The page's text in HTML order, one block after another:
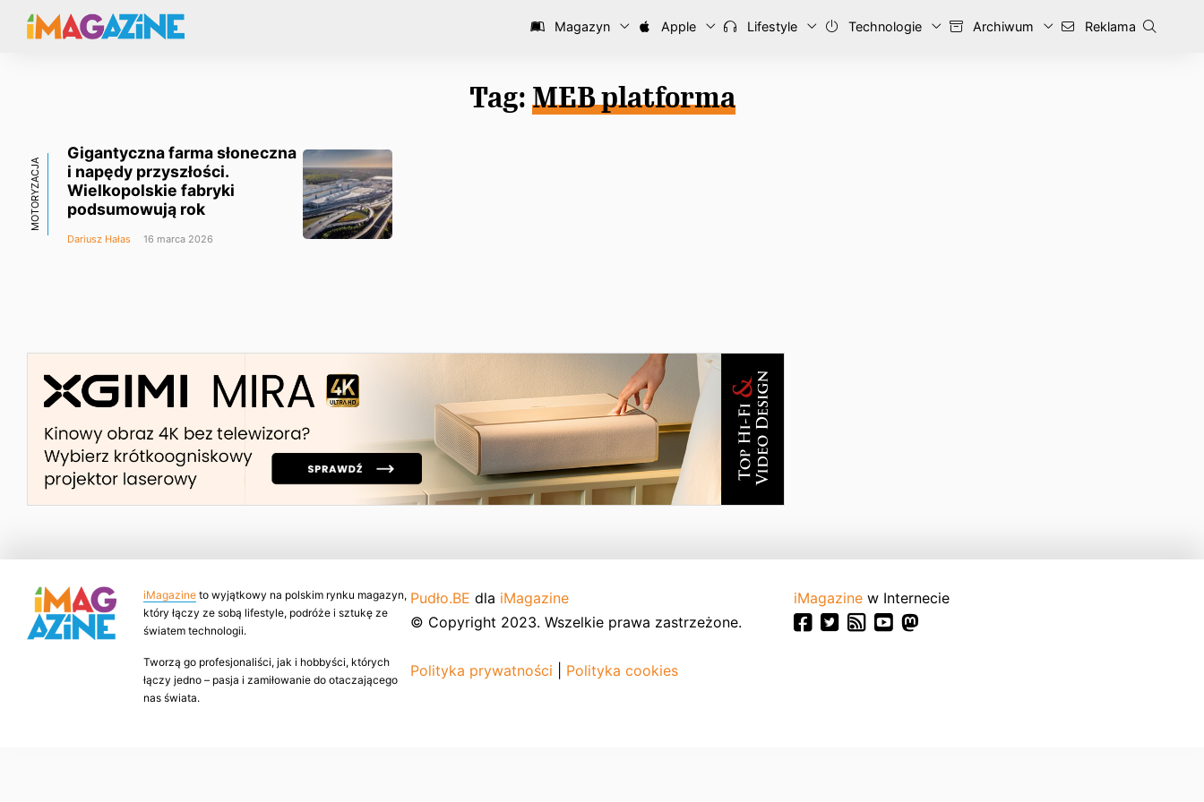
Magazyn Apple Lifestyle Technologie Archiwum Reklama
Tag: MEB platforma
MOTORYZACJA
Gigantyczna farma słoneczna
i napędy przyszłości.
Wielkopolskie fabryki
podsumowują rok
Dariusz Hałas 16 marca 2026
iMagazine to wyjątkowy na polskim rynku magazyn,
który łączy ze sobą lifestyle, podróże i sztukę ze
światem technologii.
Tworzą go profesjonaliści, jak i hobbyści, których
łączy jedno – pasja i zamiłowanie do otaczającego
nas świata.
Pudło.BE dla iMagazine
© Copyright 2023. Wszelkie prawa zastrzeżone.
Polityka prywatności Polityka cookies
iMagazine w Internecie